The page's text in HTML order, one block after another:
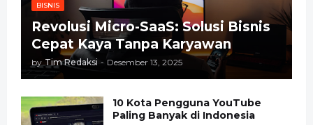
BISNIS
Revolusi Micro-SaaS: Solusi Bisnis
Cepat Kaya Tanpa Karyawan
by Tim Redaksi - Desember 13, 2025
10 Kota Pengguna YouTube
Paling Banyak di Indonesia